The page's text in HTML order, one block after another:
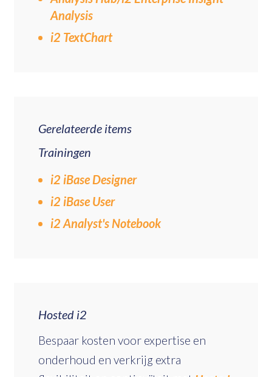
Analysis
i2 TextChart
Gerelateerde items
Trainingen
i2 iBase Designer
i2 iBase User
i2 Analyst's Notebook
Hosted i2
Bespaar kosten voor expertise en
onderhoud en verkrijg extra